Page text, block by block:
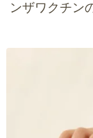
ンザワクチン